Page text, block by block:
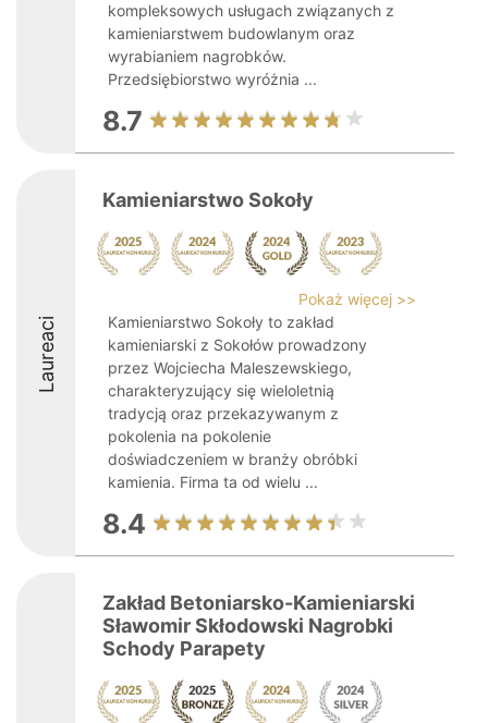
kompleksowych usługach związanych z
kamieniarstwem budowlanym oraz
wyrabianiem nagrobków.
Przedsiębiorstwo wyróżnia ...
8.7
Laureaci
Kamieniarstwo Sokoły
Pokaż więcej >>
Kamieniarstwo Sokoły to zakład
kamieniarski z Sokołów prowadzony
przez Wojciecha Maleszewskiego,
charakteryzujący się wieloletnią
tradycją oraz przekazywanym z
pokolenia na pokolenie
doświadczeniem w branży obróbki
kamienia. Firma ta od wielu ...
8.4
Zakład Betoniarsko-Kamieniarski
Sławomir Skłodowski Nagrobki
Schody Parapety